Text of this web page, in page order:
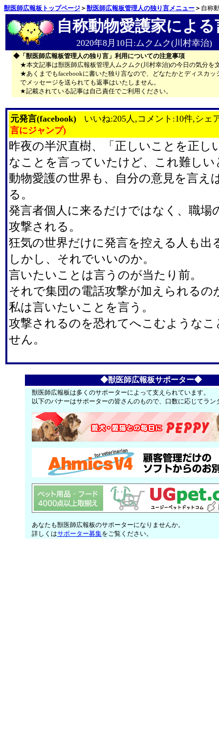
獣医師広報板トップページ ＞ 獣医師広報板管理人の独り言メニュー ＞ 自称
自称動物愛護家によ
2020年8月10日:ムクムク(川村幸治)
◆「獣医師広報板管理人の独り言」利用についての注意事項
★本文記事は獣医師広報板管理人ムクムク(川村幸治)の今日の気分を
★あくまでもfacebookに書いた独り言なので、どなたかとディスカ
でメッセージを送られても返事はいたしません。
★記載されている記事は自己責任でご利用ください。
元発言(facebook)
いいね:205人,コメント:10件,シェ
言にジャンプ)
昨夜の半沢直樹、「正しいことを正し
なことを言っていたけど、これ難しい
動物愛護の世界も、自分の意見を言え
る。
発言者個人に来るだけではなく、職場
攻撃される。
狂気の世界だけに発言を控える人も出
しかし、それでいいのか。
言いたいことは言うのが当たり前。
それで集団の電話攻撃が加えられるの
私は言いたいことを言う。
攻撃されるのを恐れてへこむような
せん。
◆獣医師広報板サポーター◆
獣医師広報板は多くのサポーターによって支えられています。
以下のバナーはサポーターの皆さんのもので、口数に応じてラ
あなたも獣医師広報板のサポーターになりませんか。
詳しくはサポーター募集をご覧ください。